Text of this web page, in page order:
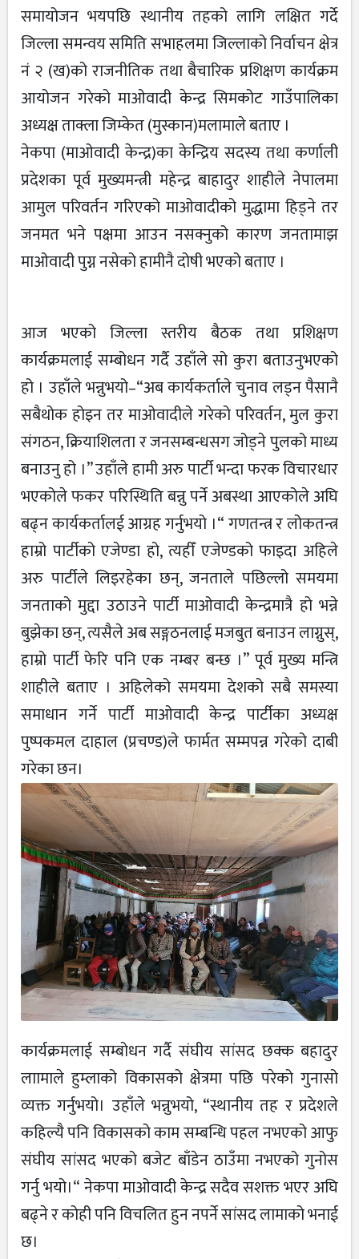
समायोजन भयपछि स्थानीय तहको लागि लक्षित गर्दे
जिल्ला समन्वय समिति सभाहलमा जिल्लाको निर्वाचन क्षेत्र
नं २ (ख)को राजनीतिक तथा बैचारिक प्रशिक्षण कार्यक्रम
आयोजन गरेको माओवादी केन्द्र सिमकोट गाउँपालिका
अध्यक्ष ताक्ला जिम्केत (मुस्कान)मलामाले बताए ।
नेकपा (माओवादी केन्द्र)का केन्द्रिय सदस्य तथा कर्णाली
प्रदेशका पूर्व मुख्यमन्त्री महेन्द्र बाहादुर शाहीले नेपालमा
आमुल परिवर्तन गरिएको माओवादीको मुद्धामा हिड्ने तर
जनमत भने पक्षमा आउन नसक्नुको कारण जनतामाझ
माओवादी पुग्न नसेको हामीनै दोषी भएको बताए ।
आज भएको जिल्ला स्तरीय बैठक तथा प्रशिक्षण
कार्यक्रमलाई सम्बोधन गर्दै उहाँले सो कुरा बताउनुभएको
हो । उहाँले भन्नुभयो–“अब कार्यकर्ताले चुनाव लड्न पैसानै
सबैथोक होइन तर माओवादीले गरेको परिवर्तन, मुल कुरा
संगठन, क्रियाशिलता र जनसम्बन्धसग जोड्ने पुलको माध्य
बनाउनु हो ।” उहाँले हामी अरु पार्टी भन्दा फरक विचारधार
भएकोले फकर परिस्थिति बन्नु पर्ने अबस्था आएकोले अघि
बढ्न कार्यकर्तालई आग्रह गर्नुभयो ।“ गणतन्त्र र लोकतन्त्र
हाम्रो पार्टीको एजेण्डा हो, त्यहीँ एजेण्डको फाइदा अहिले
अरु पार्टीले लिइरहेका छन्, जनताले पछिल्लो समयमा
जनताको मुद्दा उठाउने पार्टी माओवादी केन्द्रमात्रै हो भन्ने
बुझेका छन्, त्यसैले अब सङ्गठनलाई मजबुत बनाउन लाग्नुस्,
हाम्रो पार्टी फेरि पनि एक नम्बर बन्छ ।” पूर्व मुख्य मन्त्रि
शाहीले बताए । अहिलेको समयमा देशको सबै समस्या
समाधान गर्ने पार्टी माओवादी केन्द्र पार्टीका अध्यक्ष
पुष्पकमल दाहाल (प्रचण्ड)ले फार्मत सम्मपन्न गरेको दाबी
गरेका छन।
कार्यक्रमलाई सम्बोधन गर्दै संघीय सांसद छक्क बहादुर
लाामाले हुम्लाको विकासको क्षेत्रमा पछि परेको गुनासो
व्यक्त गर्नुभयो। उहाँले भन्नुभयो, “स्थानीय तह र प्रदेशले
कहिल्यै पनि विकासको काम सम्बन्धि पहल नभएको आफु
संघीय सांसद भएको बजेट बाँडेन ठाउँमा नभएको गुनोस
गर्नु भयो।“ नेकपा माओवादी केन्द्र सदैव सशक्त भएर अघि
बढ्ने र कोही पनि विचलित हुन नपर्ने सांसद लामाको भनाई
छ।